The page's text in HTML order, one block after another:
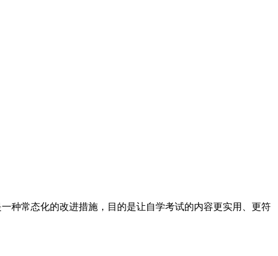
常态化的改进措施，目的是让自学考试的内容更实用、更符